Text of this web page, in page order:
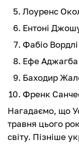
Лоуренс
Ентоні
Фабіо Вордлі
Ефе Аджагба
Баходир
Френк
Нагадаємо, що
травня цього
світу. Пізніше